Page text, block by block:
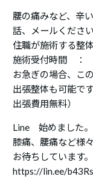
腰の痛みなど、辛
話、メールください
住職が施術する整
施術受付時間
お急ぎの場合、こ
出張整体も可能で
出張費用無料）
Line 始めました。
膝痛、腰痛など様
お待ちしています。
https://lin.ee/